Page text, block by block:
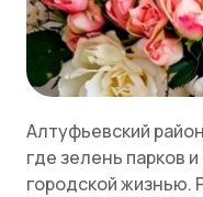
Алтуфьевский
где зелень парков
городской жизнью.